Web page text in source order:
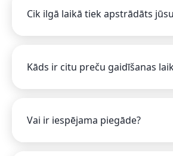
Cik ilgā laikā tiek apstrādāts
Kāds ir citu preču gaidīšanas
Vai ir iespējama piegāde?